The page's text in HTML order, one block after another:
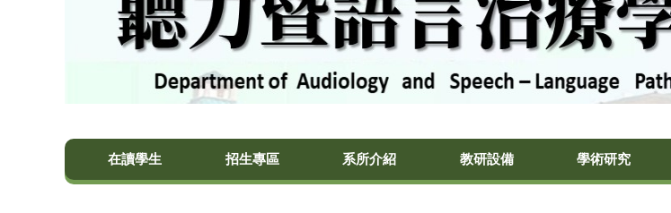
在讀學生 招生專區 系所介紹 教研設備 學術研究